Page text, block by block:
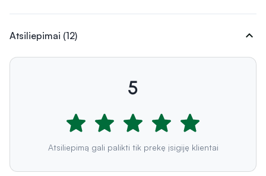
Atsiliepimai (12) expand_more
5
Atsiliepimą gali palikti tik prekę įsigiję klientai